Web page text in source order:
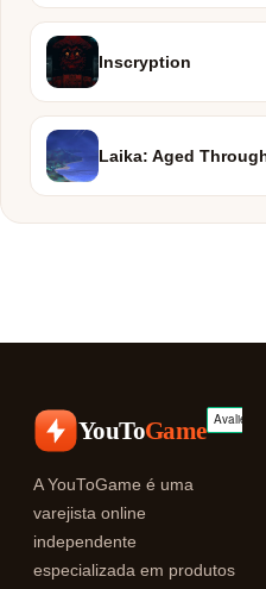
Inscryption
Laika: Aged
YouToGame
A YouToGame é uma
varejista online
independente
especializada em produtos